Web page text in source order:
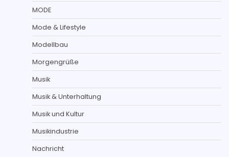
MODE
Mode & Lifestyle
Modellbau
Morgengrüße
Musik
Musik & Unterhaltung
Musik und Kultur
Musikindustrie
Nachricht